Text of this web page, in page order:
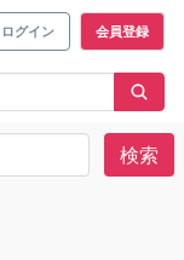
ログイン 会員登録
検索